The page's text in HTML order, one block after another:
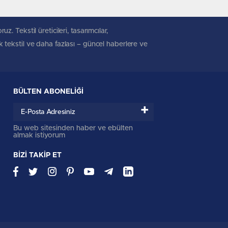
Tekstil üreticileri, tasarımcılar,
tekstil ve daha fazlası – güncel haberlere ve
BÜLTEN ABONELİĞİ
+
Bu web sitesinden haber ve ebülten
almak istiyorum
BİZİ TAKİP ET